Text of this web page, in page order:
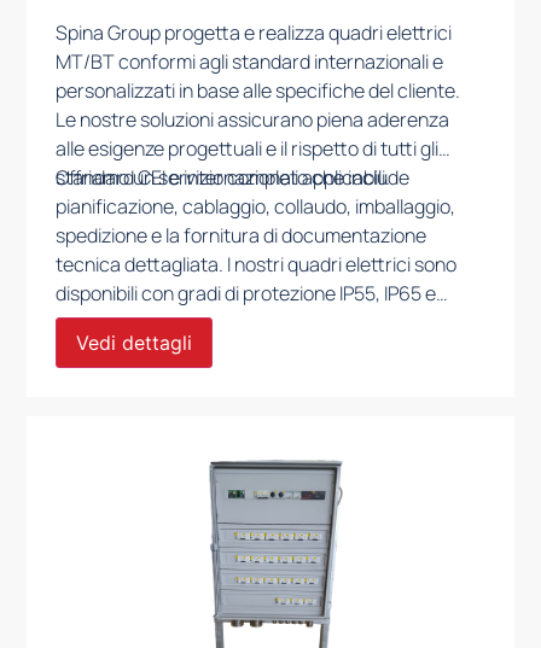
Spina Group progetta e realizza quadri elettrici
MT/BT conformi agli standard internazionali e
personalizzati in base alle specifiche del cliente.
Le nostre soluzioni assicurano piena aderenza
alle esigenze progettuali e il rispetto di tutti gli
standard CEI e internazionali applicabili.
Offriamo un servizio completo che include
pianificazione, cablaggio, collaudo, imballaggio,
spedizione e la fornitura di documentazione
tecnica dettagliata. I nostri quadri elettrici sono
disponibili con gradi di protezione IP55, IP65 e
IP66, garantendo affidabilità e sicurezza anche
negli ambienti industriali più esigenti. Progettati
Vedi dettagli